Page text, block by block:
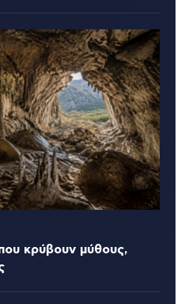
κρύβουν μύθους,